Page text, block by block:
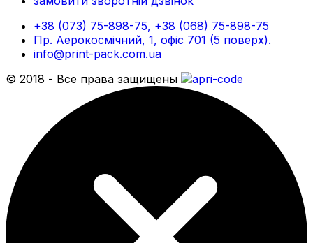
+38 (073) 75-898-75, +38 (068) 75-898-75
Пр. Аерокосмічний, 1, офіс 701 (5 поверх).
info@print-pack.com.ua
© 2018 - Все права защищены